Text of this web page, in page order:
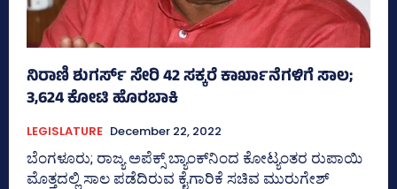
ನಿರಾಣಿ ಶುಗರ್ಸ್‌ ಸೇರಿ 42 ಸಕ್ಕರೆ ಕಾರ್ಖಾನೆಗಳಿಗೆ ಸಾಲ;
3,624 ಕೋಟಿ ಹೊರಬಾಕಿ
LEGISLATURE December 22, 2022
ಬೆಂಗಳೂರು; ರಾಜ್ಯ ಅಪೆಕ್ಸ್‌ ಬ್ಯಾಂಕ್‌ನಿಂದ ಕೋಟ್ಯಂತರ ರುಪಾಯಿ
ಮೊತ್ತದಲ್ಲಿ ಸಾಲ ಪಡೆದಿರುವ ಕೈಗಾರಿಕೆ ಸಚಿವ ಮುರುಗೇಶ್‌